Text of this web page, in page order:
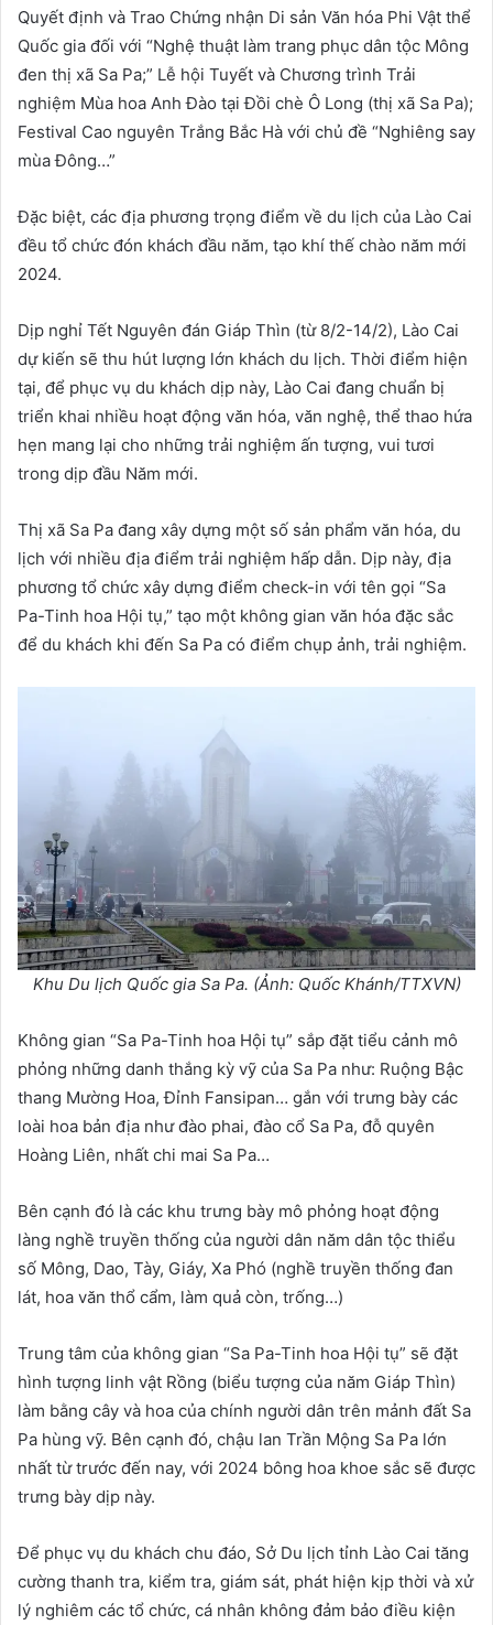
Quyết định và Trao Chứng nhận Di sản Văn hóa Phi Vật thể
Quốc gia đối với “Nghệ thuật làm trang phục dân tộc Mông
đen thị xã Sa Pa;” Lễ hội Tuyết và Chương trình Trải
nghiệm Mùa hoa Anh Đào tại Đồi chè Ô Long (thị xã Sa Pa);
Festival Cao nguyên Trắng Bắc Hà với chủ đề “Nghiêng say
mùa Đông…”
Đặc biệt, các địa phương trọng điểm về du lịch của Lào Cai
đều tổ chức đón khách đầu năm, tạo khí thế chào năm mới
2024.
Dịp nghỉ Tết Nguyên đán Giáp Thìn (từ 8/2-14/2), Lào Cai
dự kiến sẽ thu hút lượng lớn khách du lịch. Thời điểm hiện
tại, để phục vụ du khách dịp này, Lào Cai đang chuẩn bị
triển khai nhiều hoạt động văn hóa, văn nghệ, thể thao hứa
hẹn mang lại cho những trải nghiệm ấn tượng, vui tươi
trong dịp đầu Năm mới.
Thị xã Sa Pa đang xây dựng một số sản phẩm văn hóa, du
lịch với nhiều địa điểm trải nghiệm hấp dẫn. Dịp này, địa
phương tổ chức xây dựng điểm check-in với tên gọi “Sa
Pa-Tinh hoa Hội tụ,” tạo một không gian văn hóa đặc sắc
để du khách khi đến Sa Pa có điểm chụp ảnh, trải nghiệm.
Khu Du lịch Quốc gia Sa Pa. (Ảnh: Quốc Khánh/TTXVN)
Không gian “Sa Pa-Tinh hoa Hội tụ” sắp đặt tiểu cảnh mô
phỏng những danh thắng kỳ vỹ của Sa Pa như: Ruộng Bậc
thang Mường Hoa, Đỉnh Fansipan… gắn với trưng bày các
loài hoa bản địa như đào phai, đào cổ Sa Pa, đỗ quyên
Hoàng Liên, nhất chi mai Sa Pa…
Bên cạnh đó là các khu trưng bày mô phỏng hoạt động
làng nghề truyền thống của người dân năm dân tộc thiểu
số Mông, Dao, Tày, Giáy, Xa Phó (nghề truyền thống đan
lát, hoa văn thổ cẩm, làm quả còn, trống…)
Trung tâm của không gian “Sa Pa-Tinh hoa Hội tụ” sẽ đặt
hình tượng linh vật Rồng (biểu tượng của năm Giáp Thìn)
làm bằng cây và hoa của chính người dân trên mảnh đất Sa
Pa hùng vỹ. Bên cạnh đó, chậu lan Trần Mộng Sa Pa lớn
nhất từ trước đến nay, với 2024 bông hoa khoe sắc sẽ được
trưng bày dịp này.
Để phục vụ du khách chu đáo, Sở Du lịch tỉnh Lào Cai tăng
cường thanh tra, kiểm tra, giám sát, phát hiện kịp thời và xử
lý nghiêm các tổ chức, cá nhân không đảm bảo điều kiện